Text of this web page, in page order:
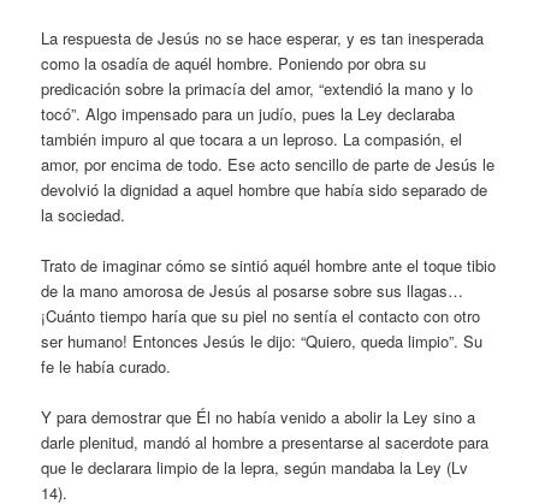
La respuesta de Jesús no se hace esperar, y es tan inesperada
como la osadía de aquél hombre. Poniendo por obra su
predicación sobre la primacía del amor, “extendió la mano y lo
tocó”. Algo impensado para un judío, pues la Ley declaraba
también impuro al que tocara a un leproso. La compasión, el
amor, por encima de todo. Ese acto sencillo de parte de Jesús le
devolvió la dignidad a aquel hombre que había sido separado de
la sociedad.
Trato de imaginar cómo se sintió aquél hombre ante el toque tibio
de la mano amorosa de Jesús al posarse sobre sus llagas…
¡Cuánto tiempo haría que su piel no sentía el contacto con otro
ser humano! Entonces Jesús le dijo: “Quiero, queda limpio”. Su
fe le había curado.
Y para demostrar que Él no había venido a abolir la Ley sino a
darle plenitud, mandó al hombre a presentarse al sacerdote para
que le declarara limpio de la lepra, según mandaba la Ley (Lv
14).